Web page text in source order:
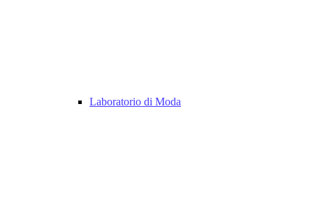
Laboratorio di Moda